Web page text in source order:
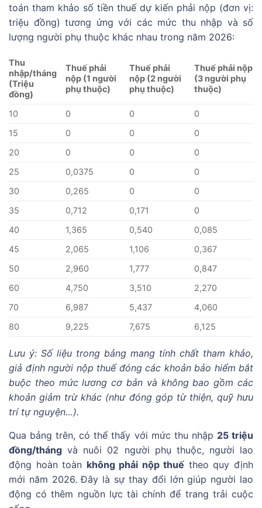
toán tham khảo số tiền thuế dự kiến phải nộp (đơn vị:
triệu đồng) tương ứng với các mức thu nhập và số
lượng người phụ thuộc khác nhau trong năm 2026:
Thu
nhập/tháng
(Triệu
đồng)
Thuế phải
nộp (1 người
phụ thuộc)
Thuế phải
nộp (2 người
phụ thuộc)
Thuế phải nộp
(3 người phụ
thuộc)
10 0 0
0
15
0 0
0
20
0 0
0
25
0,0375 0
0
30
0,265 0
0
35
0,712 0,171
0
40
1,365 0,540
0,085
45
2,065 1,106
0,367
50
2,960 1,777
0,847
60
4,750 3,510
2,270
70
6,987 5,437
4,060
80
9,225 7,675 6,125
Lưu ý: Số liệu trong bảng mang tính chất tham khảo,
giả định người nộp thuế đóng các khoản bảo hiểm bắt
buộc theo mức lương cơ bản và không bao gồm các
khoản giảm trừ khác (như đóng góp từ thiện, quỹ hưu
trí tự nguyện…).
Qua bảng trên, có thể thấy với mức thu nhập 25 triệu
đồng/tháng và nuôi 02 người phụ thuộc, người lao
động hoàn toàn không phải nộp thuế theo quy định
mới năm 2026. Đây là sự thay đổi lớn giúp người lao
động có thêm nguồn lực tài chính để trang trải cuộc